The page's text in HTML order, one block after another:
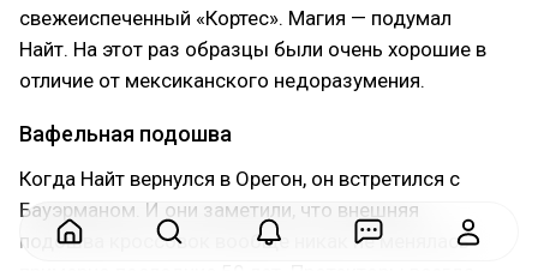
свежеиспеченный «Кортес». Магия — подумал
Найт. На этот раз образцы были очень хорошие в
отличие от мексиканского недоразумения.
Вафельная подошва
Когда Найт вернулся в Орегон, он встретился с
Бауэрманом. И они заметили, что внешняя
подошва кроссовок вообще никак не менялась